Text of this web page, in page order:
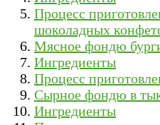
Процесс
шоколадных
Мясное фондю
Ингредиенты
Процесс
Сырное фондю в
Ингредиенты